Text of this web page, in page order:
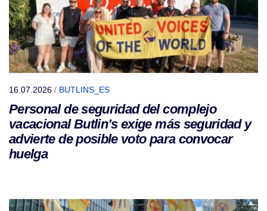
16.07.2026 / BUTLINS_ES
Personal de seguridad del complejo
vacacional Butlin’s exige más seguridad y
advierte de posible voto para convocar
huelga